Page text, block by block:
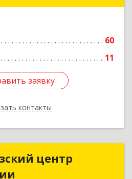
60
11
заявку
контакты
заявку
Назад
центр
Кавказский центр